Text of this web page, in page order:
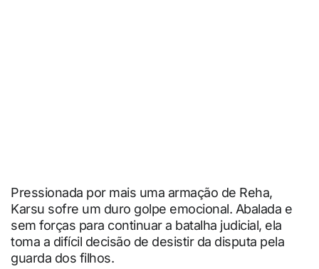
Pressionada por mais uma armação de Reha,
Karsu sofre um duro golpe emocional. Abalada e
sem forças para continuar a batalha judicial, ela
toma a difícil decisão de desistir da disputa pela
guarda dos filhos.